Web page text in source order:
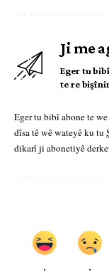
Ji me
Eger tu
te re
Eger tu bibî abone te
dîsa tê wê wateyê ku tu
dikarî ji abonetiyê
. .